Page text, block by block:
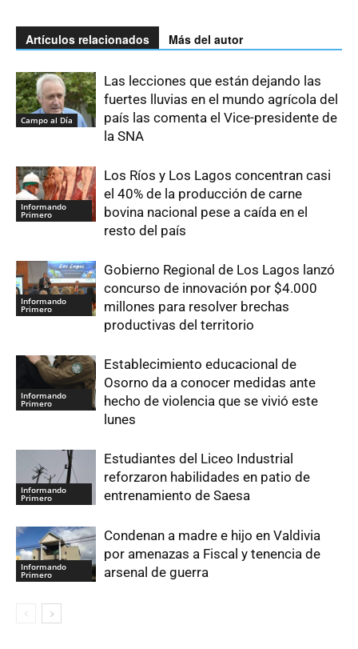
Artículos relacionados Más del autor
Campo al Día
Las lecciones que están dejando las
fuertes lluvias en el mundo agrícola del
país las comenta el Vice-presidente de
la SNA
Informando
Primero
Los Ríos y Los Lagos concentran casi
el 40% de la producción de carne
bovina nacional pese a caída en el
resto del país
Informando
Primero
Gobierno Regional de Los Lagos lanzó
concurso de innovación por $4.000
millones para resolver brechas
productivas del territorio
Informando
Primero
Establecimiento educacional de
Osorno da a conocer medidas ante
hecho de violencia que se vivió este
lunes
Informando
Primero
Estudiantes del Liceo Industrial
reforzaron habilidades en patio de
entrenamiento de Saesa
Informando
Primero
Condenan a madre e hijo en Valdivia
por amenazas a Fiscal y tenencia de
arsenal de guerra